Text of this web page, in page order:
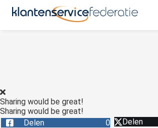
Sharing would be great!
Sharing would be great!
Delen
0 Delen